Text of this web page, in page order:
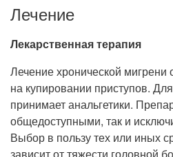
Лечение
Лекарственная терапия
Лечение хронической мигрени
на купировании приступов.
принимает анальгетики.
общедоступными, так и
Выбор в пользу тех или иных
зависит от тяжести головной